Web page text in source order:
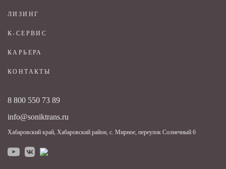
8 800 550 73 89
info@soniktrans.ru
Хабаровский край, Хабаровский район, с. Мирное, переулок Солнечный 6
ЛИЗИНГ
К-СЕРВИС
КАРЬЕРА
КОНТАКТЫ